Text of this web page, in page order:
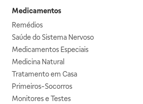
Medicamentos
Remédios
Saúde do Sistema Nervoso
Medicamentos Especiais
Medicina Natural
Tratamento em Casa
Primeiros-Socorros
Monitores e Testes